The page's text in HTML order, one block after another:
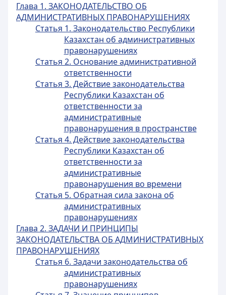
Глава 1. ЗАКОНОДАТЕЛЬСТВО ОБ
АДМИНИСТРАТИВНЫХ ПРАВОНАРУШЕНИЯХ
Статья 1. Законодательство Республики
Казахстан об административных
правонарушениях
Статья 2. Основание административной
ответственности
Статья 3. Действие законодательства
Республики Казахстан об
ответственности за
административные
правонарушения в пространстве
Статья 4. Действие законодательства
Республики Казахстан об
ответственности за
административные
правонарушения во времени
Статья 5. Обратная сила закона об
административных
правонарушениях
Глава 2. ЗАДАЧИ И ПРИНЦИПЫ
ЗАКОНОДАТЕЛЬСТВА ОБ АДМИНИСТРАТИВНЫХ
ПРАВОНАРУШЕНИЯХ
Статья 6. Задачи законодательства об
административных
правонарушениях